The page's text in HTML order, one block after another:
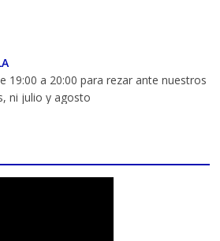
19:00 a 20:00 para rezar ante nuestros
ni julio y agosto